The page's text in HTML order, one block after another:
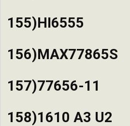
155)HI6555
156)MAX77865S
157)77656-11
158)1610 A3 U2